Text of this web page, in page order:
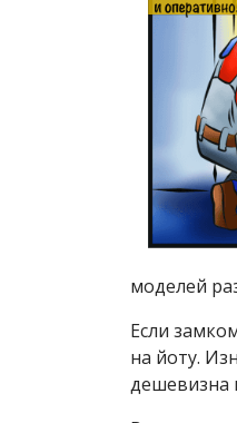
моделей
Если
на йоту.
дешевизна